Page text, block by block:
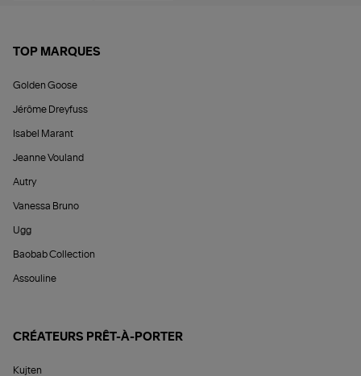
TOP MARQUES
Golden Goose
Jérôme Dreyfuss
Isabel Marant
Jeanne Vouland
Autry
Vanessa Bruno
Ugg
Baobab Collection
Assouline
CRÉATEURS PRÊT-À-PORTER
Kujten